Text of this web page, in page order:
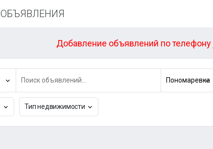
ОБЪЯВЛЕНИЯ
Добавление объявлений по телефону
Пономаревка
Тип недвижимости